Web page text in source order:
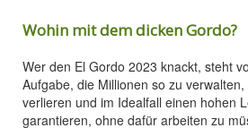
Wohin mit dem dicken Gordo?
Wer den El Gordo 2023 knackt, steht
Aufgabe, die Millionen so zu
verlieren und im Idealfall einen hohen
garantieren, ohne dafür arbeiten zu